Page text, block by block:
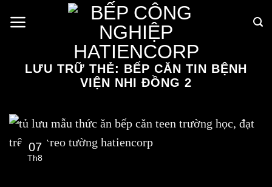
qua
dungLƯU TRỮ THẺ: BẾP CĂN TIN BỆNH
VIỆN NHI ĐỒNG 2
07
Th8